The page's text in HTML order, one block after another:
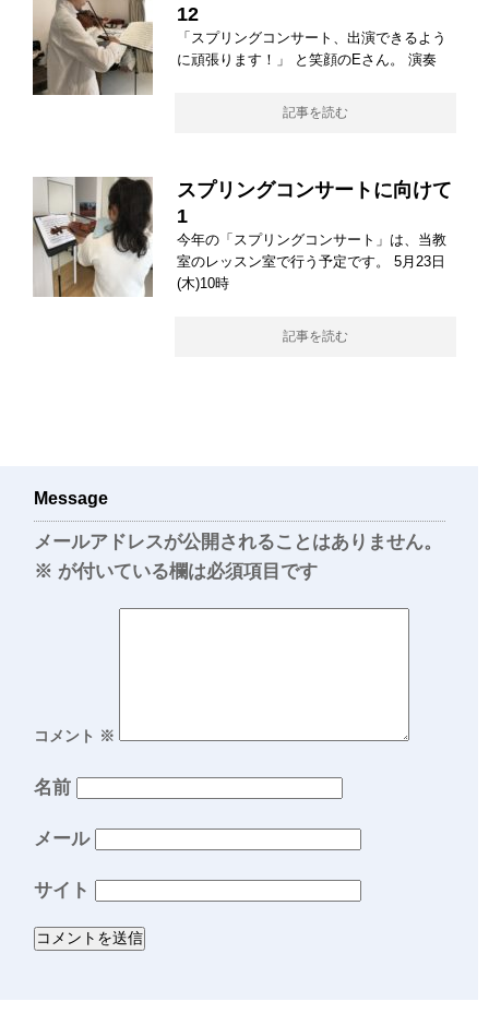
12
「スプリングコンサート、出演できるよう
に頑張ります！」 と笑顔のEさん。 演奏
記事を読む
スプリングコンサートに向けて
1
今年の「スプリングコンサート」は、当教
室のレッスン室で行う予定です。 5月23日
(木)10時
記事を読む
Message
メールアドレスが公開されることはありません。
※ が付いている欄は必須項目です
コメント ※
名前
メール
サイト